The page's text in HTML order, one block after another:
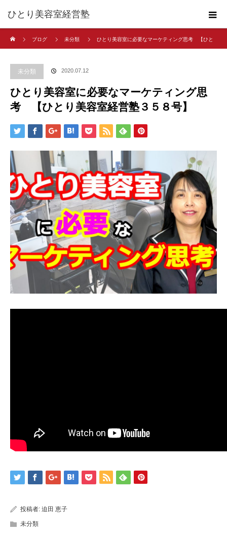
ひとり美容室経営塾
ブログ
未分類 ひとり美容室に必要なマーケティング思考 【ひと
未分類 2020.07.12
ひとり美容室に必要なマーケティング思
考 【ひとり美容室経営塾３５８号】
投稿者: 迫田 恵子
未分類